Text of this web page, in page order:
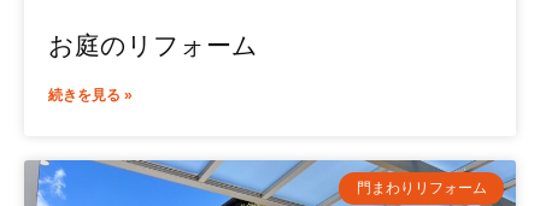
お庭のリフォーム
続きを見る »
門まわりリフォーム